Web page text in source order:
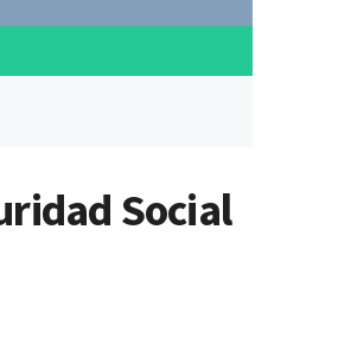
Social